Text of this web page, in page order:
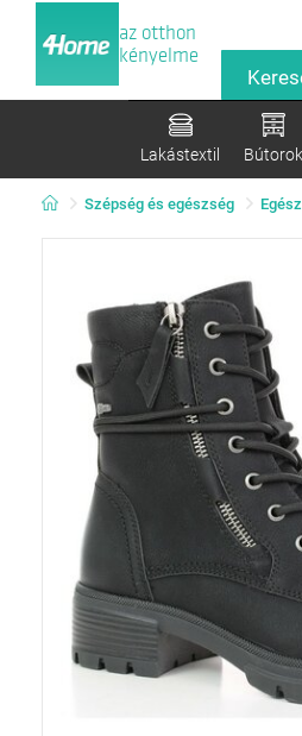
az otthon
kényelme
Lakástextil Bútorok
Szépség és egészség